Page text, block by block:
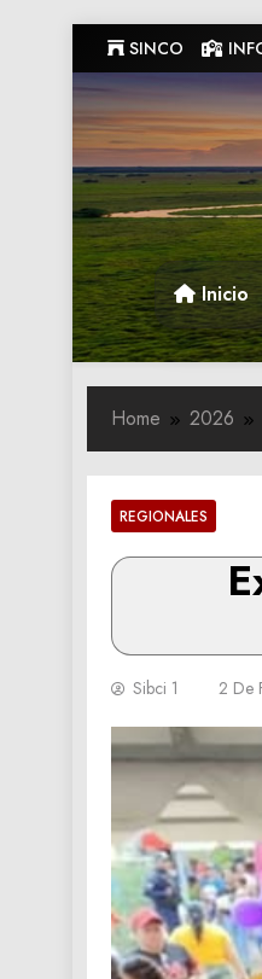
to
content
SINCO
Gobernacion de
Inicio
Home 2026
REGIONALES
Sibci 1 2 De